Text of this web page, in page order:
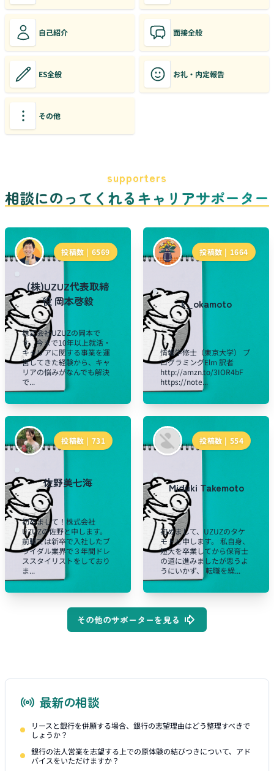
自己紹介 面接全般
ES全般 お礼・内定報告
その他
supporters
相談にのってくれるキャリアサポーター
投稿数 | 6569
(株)UZUZ代表取締
役 岡本啓毅
株式会社UZUZの岡本で
す。今まで10年以上就活・
キャリアに関する事業を運
営してきた経験から、キャ
リアの悩みがなんでも解決
で...
投稿数 | 1664
k_okamoto
情報学修士（東京大学） プ
ログラミングElm 訳者
http://amzn.to/3IOR4bF
https://note...
投稿数 | 731
佐野美七海
初めまして！株式会社
UZUZの佐野と申します。
前職では新卒で入社したブ
ライダル業界で３年間ドレ
ススタイリストをしており
ま...
投稿数 | 554
Miduki Takemoto
初めまして、UZUZのタケ
モトと申します。 私自身、
短大を卒業してから保育士
の道に進みましたが思うよ
うにいかず、 転職を繰...
その他のサポーターを見る
最新の相談
リースと銀行を併願する場合、銀行の志望理由はどう整理すべきで
しょうか？
銀行の法人営業を志望する上での原体験の結びつきについて、アド
バイスをいただけますか？